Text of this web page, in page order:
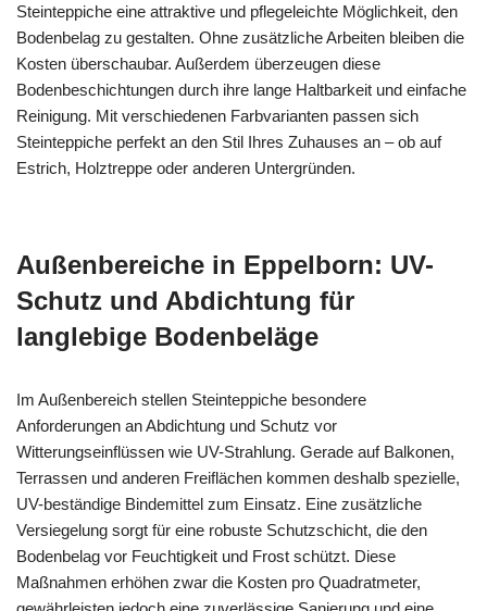
Steinteppiche eine attraktive und pflegeleichte Möglichkeit, den
Bodenbelag zu gestalten. Ohne zusätzliche Arbeiten bleiben die
Kosten überschaubar. Außerdem überzeugen diese
Bodenbeschichtungen durch ihre lange Haltbarkeit und einfache
Reinigung. Mit verschiedenen Farbvarianten passen sich
Steinteppiche perfekt an den Stil Ihres Zuhauses an – ob auf
Estrich, Holztreppe oder anderen Untergründen.
Außenbereiche in Eppelborn: UV-
Schutz und Abdichtung für
langlebige Bodenbeläge
Im Außenbereich stellen Steinteppiche besondere
Anforderungen an Abdichtung und Schutz vor
Witterungseinflüssen wie UV-Strahlung. Gerade auf Balkonen,
Terrassen und anderen Freiflächen kommen deshalb spezielle,
UV-beständige Bindemittel zum Einsatz. Eine zusätzliche
Versiegelung sorgt für eine robuste Schutzschicht, die den
Bodenbelag vor Feuchtigkeit und Frost schützt. Diese
Maßnahmen erhöhen zwar die Kosten pro Quadratmeter,